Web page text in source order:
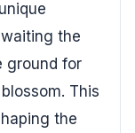
the
ground for
This
the